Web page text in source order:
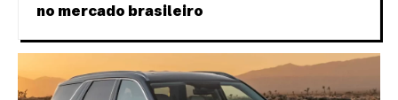
no mercado brasileiro